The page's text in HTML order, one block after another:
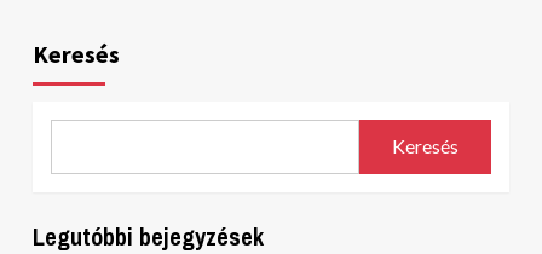
Keresés
Keresés
Legutóbbi bejegyzések